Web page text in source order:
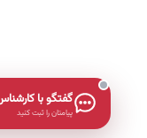
گفتگو با کارشناس
پیامتان را ثبت کنید